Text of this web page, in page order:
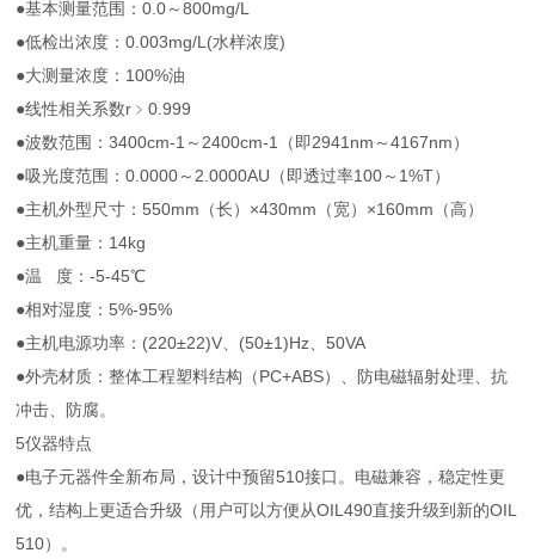
●基本测量范围：0.0～800mg/L
●低检出浓度：0.003mg/L(水样浓度)
●大测量浓度：100%油
●线性相关系数r﹥0.999
●波数范围：3400cm-1～2400cm-1（即2941nm～4167nm）
●吸光度范围：0.0000～2.0000AU（即透过率100～1%T）
●主机外型尺寸：550mm（长）×430mm（宽）×160mm（高）
●主机重量：14kg
●温 度：-5-45℃
●相对湿度：5%-95%
●主机电源功率：(220±22)V、(50±1)Hz、50VA
●外壳材质：整体工程塑料结构（PC+ABS）、防电磁辐射处理、抗
冲击、防腐。
5仪器特点
●电子元器件全新布局，设计中预留510接口。电磁兼容，稳定性更
优，结构上更适合升级（用户可以方便从OIL490直接升级到新的OIL
510）。